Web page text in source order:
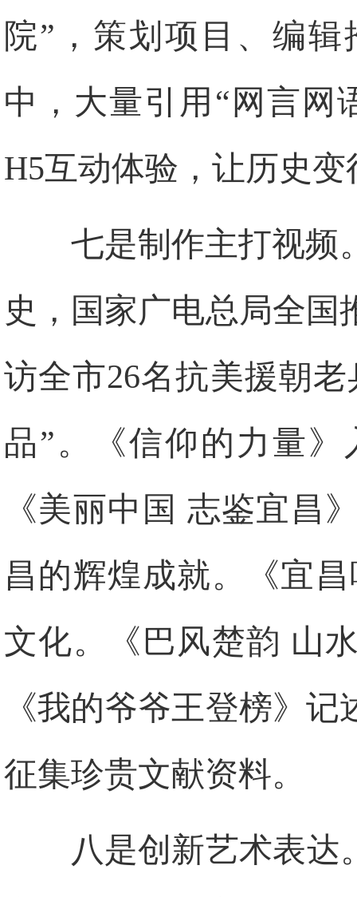
院”，策划项目、编
中，大量引用“网言网
H5互动体验，让历史
七是制作主打视频
史，国家广电总局全国
访全市26名抗美援朝
品”。《信仰的力量
《美丽中国 志鉴宜昌
昌的辉煌成就。《宜
文化。《巴风楚韵 山
《我的爷爷王登榜》
征集珍贵文献资料。
八是创新艺术表达